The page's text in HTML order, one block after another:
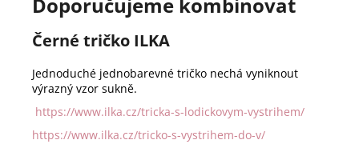
Doporučujeme kombinovat
Černé tričko ILKA
Jednoduché jednobarevné tričko nechá vyniknout
výrazný vzor sukně.
https://www.ilka.cz/tricka-s-lodickovym-vystrihem/
https://www.ilka.cz/tricko-s-vystrihem-do-v/